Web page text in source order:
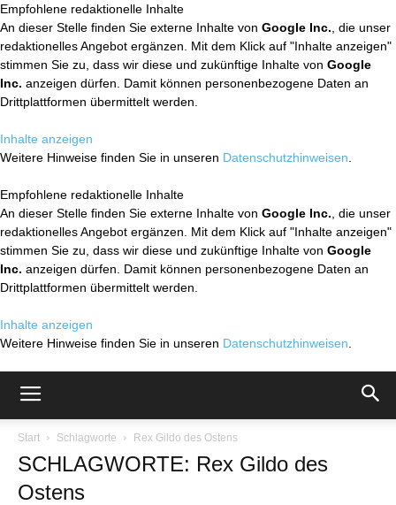
Empfohlene redaktionelle Inhalte
An dieser Stelle finden Sie externe Inhalte von Google Inc. , die unser
redaktionelles Angebot ergänzen. Mit dem Klick auf "Inhalte anzeigen"
stimmen Sie zu, dass wir diese und zukünftige Inhalte von Google
Inc. anzeigen dürfen. Damit können personenbezogene Daten an
Drittplattformen übermittelt werden.
Inhalte anzeigen
Weitere Hinweise finden Sie in unseren Datenschutzhinweisen
Empfohlene redaktionelle Inhalte
An dieser Stelle finden Sie externe Inhalte von Google Inc. , die unser
redaktionelles Angebot ergänzen. Mit dem Klick auf "Inhalte anzeigen"
stimmen Sie zu, dass wir diese und zukünftige Inhalte von Google
Inc. anzeigen dürfen. Damit können personenbezogene Daten an
Drittplattformen übermittelt werden.
Inhalte anzeigen
Weitere Hinweise finden Sie in unseren Datenschutzhinweisen
Start Schlagworte Rex Gildo des Ostens
SCHLAGWORTE: Rex Gildo des
Ostens